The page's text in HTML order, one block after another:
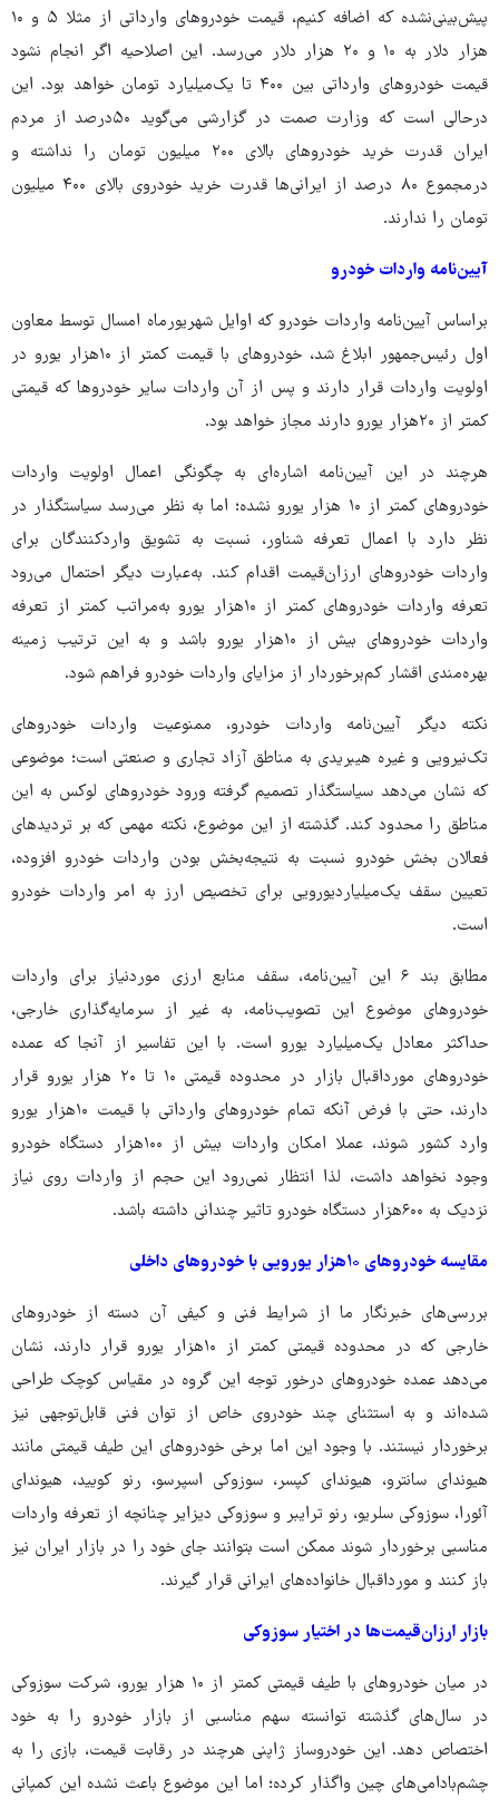
پیش‌بینی‌نشده که اضافه کنیم، قیمت خودروهای وارداتی از مثلا ۵ و ۱۰
هزار دلار به ۱۰ و ۲۰ هزار دلار می‌رسد. این اصلاحیه اگر انجام نشود
قیمت خودروهای وارداتی بین ۴۰۰ تا یک‌میلیارد تومان خواهد بود. این
درحالی است که وزارت صمت در گزارشی می‌گوید ۵۰درصد از مردم
ایران قدرت خرید خودروهای بالای ۲۰۰ میلیون تومان را نداشته و
درمجموع ۸۰ درصد از ایرانی‌ها قدرت خرید خودروی بالای ۴۰۰ میلیون
تومان را ندارند.
آیین‌نامه واردات خودرو
براساس آیین‌نامه واردات خودرو که اوایل شهریورماه امسال توسط معاون
اول رئیس‌جمهور ابلاغ شد، خودروهای با قیمت کمتر از ۱۰هزار یورو در
اولویت واردات قرار دارند و پس از آن واردات سایر خودروها که قیمتی
کمتر از ۲۰هزار یورو دارند مجاز خواهد بود.
هرچند در این آیین‌نامه اشاره‌ای به چگونگی اعمال اولویت واردات
خودروهای کمتر از ۱۰ هزار یورو نشده؛ اما به نظر می‌رسد سیاستگذار در
نظر دارد با اعمال تعرفه شناور، نسبت به تشویق واردکنندگان برای
واردات خودروهای ارزان‌قیمت اقدام کند. به‌عبارت دیگر احتمال می‌رود
تعرفه واردات خودروهای کمتر از ۱۰هزار یورو به‌مراتب کمتر از تعرفه
واردات خودروهای بیش از ۱۰هزار یورو باشد و به این ترتیب زمینه
بهره‌مندی اقشار کم‌برخوردار از مزایای واردات خودرو فراهم شود.
نکته دیگر آیین‌نامه واردات خودرو، ممنوعیت واردات خودروهای
تک‌نیرویی و غیره هیبریدی به مناطق آزاد تجاری و صنعتی است؛ موضوعی
که نشان می‌دهد سیاستگذار تصمیم گرفته ورود خودروهای لوکس به این
مناطق را محدود کند. گذشته از این موضوع، نکته مهمی که بر تردیدهای
فعالان بخش خودرو نسبت به نتیجه‌بخش بودن واردات خودرو افزوده،
تعیین سقف یک‌میلیاردیورویی برای تخصیص ارز به امر واردات خودرو
است.
مطابق بند ۶ این آیین‌نامه، سقف منابع ارزی موردنیاز برای واردات
خودروهای موضوع این تصویب‌نامه، به غیر از سرمایه‌گذاری خارجی،
حداکثر معادل یک‌میلیارد یورو است. با این تفاسیر از آنجا که عمده
خودروهای مورداقبال بازار در محدوده قیمتی ۱۰ تا ۲۰ هزار یورو قرار
دارند، حتی با فرض آنکه تمام خودروهای وارداتی با قیمت ۱۰هزار یورو
وارد کشور شوند، عملا امکان واردات بیش از ۱۰۰هزار دستگاه خودرو
وجود نخواهد داشت، لذا انتظار نمی‌رود این حجم از واردات روی نیاز
نزدیک به ۶۰۰هزار دستگاه خودرو تاثیر چندانی داشته باشد.
مقایسه خودروهای ۱۰هزار یورویی با خودروهای داخلی
بررسی‌های خبرنگار ما از شرایط فنی و کیفی آن دسته از خودروهای
خارجی که در محدوده قیمتی کمتر از ۱۰هزار یورو قرار دارند، نشان
می‌دهد عمده خودروهای درخور توجه این گروه در مقیاس کوچک طراحی
شده‌اند و به استثنای چند خودروی خاص از توان فنی قابل‌توجهی نیز
برخوردار نیستند. با وجود این اما برخی خودروهای این طیف قیمتی مانند
هیوندای سانترو، هیوندای کپسر، سوزوکی اسپرسو، رنو کویید، هیوندای
آئورا، سوزوکی سلریو، رنو ترایبر و سوزوکی دیزایر چنانچه از تعرفه واردات
مناسبی برخوردار شوند ممکن است بتوانند جای خود را در بازار ایران نیز
باز کنند و مورداقبال خانواده‌های ایرانی قرار گیرند.
بازار ارزان‌قیمت‌ها در اختیار سوزوکی
در میان خودروهای با طیف قیمتی کمتر از ۱۰ هزار یورو، شرکت سوزوکی
در سال‌های گذشته توانسته سهم مناسبی از بازار خودرو را به خود
اختصاص دهد. این خودروساز ژاپنی هرچند در رقابت قیمت، بازی را به
چشم‌بادامی‌های چین واگذار کرده؛ اما این موضوع باعث نشده این کمپانی